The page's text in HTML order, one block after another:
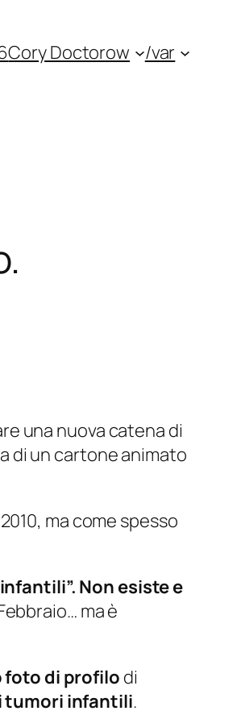
Cory Doctorow /var
una nuova catena di
di un cartone animato
ma come spesso
Non esiste e
ma è
foto di profilo di
tumori infantili.